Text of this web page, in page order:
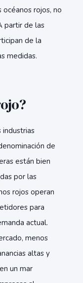
rojos, no
partir de las
de la
medidas.
industrias
de
están bien
por las
rojos operan
para
actual.
menos
altas y
un mar